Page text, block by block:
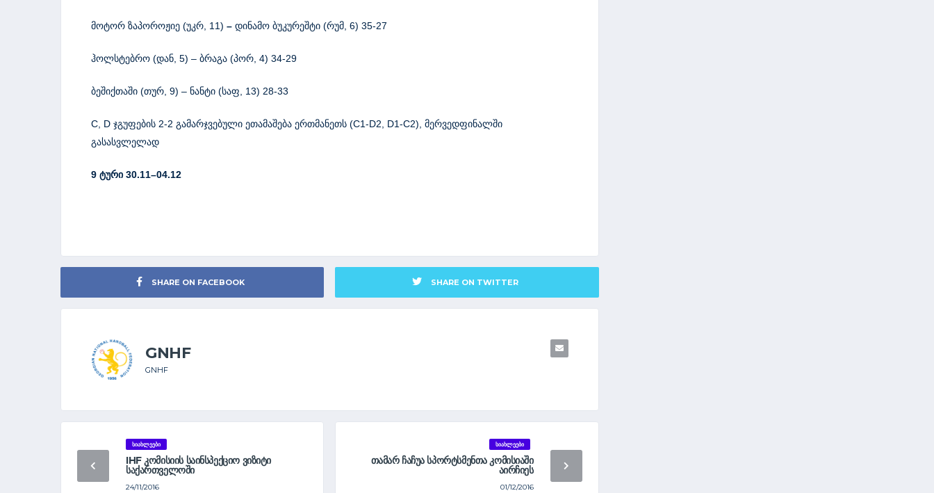
მოტორ ზაპოროჟიე (უკრ, 11) – დინამო ბუკურეშტი (რუმ, 6) 35-27
ჰოლსტებრო (დან, 5) – ბრაგა (პორ, 4) 34-29
ბეშიქთაში (თურ, 9) – ნანტი (საფ, 13) 28-33
C, D ჯგუფების 2-2 გამარჯვებული ეთამაშება ერთმანეთს (C1-D2, D1-C2), მერვედფინალში
გასასვლელად
9 ტური 30.11–04.12
SHARE ON FACEBOOK SHARE ON TWITTER
GNHF
GNHF
ᲡᲘᲐᲮᲚᲔᲔᲑᲘ
IHF ᲙᲝᲛᲘᲡᲘᲘᲡ ᲡᲐᲘᲜᲡᲞᲔᲥᲪᲘᲝ ᲕᲘᲖᲘᲢᲘ
ᲡᲐᲥᲐᲠᲗᲕᲔᲚᲝᲨᲘ
24/11/2016
ᲡᲘᲐᲮᲚᲔᲔᲑᲘ
ᲗᲐᲛᲐᲠ ᲩᲐᲩᲣᲐ ᲡᲞᲝᲠᲢᲡᲛᲔᲜᲗᲐ ᲙᲝᲛᲘᲡᲘᲐᲨᲘ
ᲐᲘᲠᲩᲘᲔᲡ
01/12/2016